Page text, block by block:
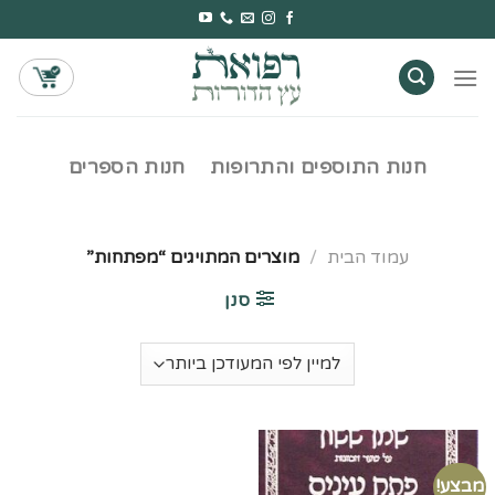
to
content
חנות התוספים והתרופות חנות הספרים
עמוד הבית / מוצרים המתויגים “מפתחות”
סנן
מבצע!